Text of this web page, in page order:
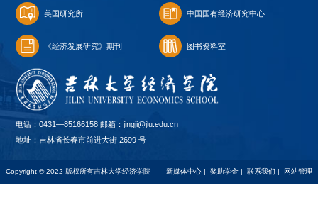
美国研究所 中国国有经济研究中心
《经济发展研究》期刊 图书资料室
电话：0431—85166158 邮箱：jingji@jlu.edu.cn
地址：吉林省长春市前进大街 2699 号
Copyright © 2022 版权所有吉林大学经济学院 新媒体中心 | 奖助学金 | 联系我们 | 网站管理